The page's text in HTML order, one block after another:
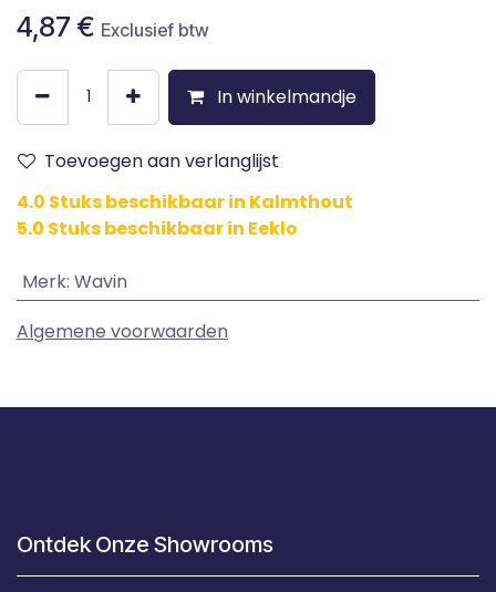
4,87 € Exclusief btw
In winkelmandje
Toevoegen aan verlanglijst
4.0 Stuks beschikbaar in Kalmthout
5.0 Stuks beschikbaar in Eeklo
Merk: Wavin
Algemene voorwaarden
Ontdek Onze Showrooms